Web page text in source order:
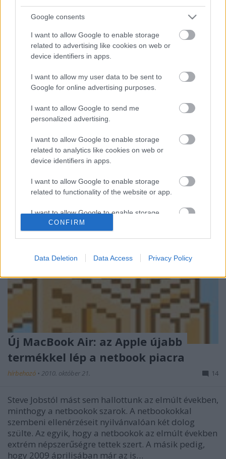
Google consents
I want to allow Google to enable storage
related to advertising like cookies on web or
device identifiers in apps.
I want to allow my user data to be sent to
Google for online advertising purposes.
I want to allow Google to send me
personalized advertising.
I want to allow Google to enable storage
related to analytics like cookies on web or
device identifiers in apps.
I want to allow Google to enable storage
related to functionality of the website or app.
I want to allow Google to enable storage
related to personalization.
related to security, including authentication
user protection.
CONFIRM
Data Deletion Data Access Privacy Policy
Jönnek a Google netbookok
Amíg összeszedem a gondolataimat a hét végén
merengjünk el egy pillanatra a mai híren, miszerint
a Google végre piacra dobja saját Chrome operációs
szerint már ebben a…
Új MacBook Air: az Apple újabb
termékkel lép a netbook piacra
hírbehozó • 2010. október 21. 14
Steve Jobstól mást sem hallottunk az elmúlt években,
minthogy a netbookok szarok. A netbookokkal
szembeni ellenérzéseit nyilvánvalóan két dolog
szülte. Az egyik, hogy a netbookok az elmúlt években
extrém népszerűségre tettek szert. A másik pedig,
hogy 2009 áprilisában már az is…